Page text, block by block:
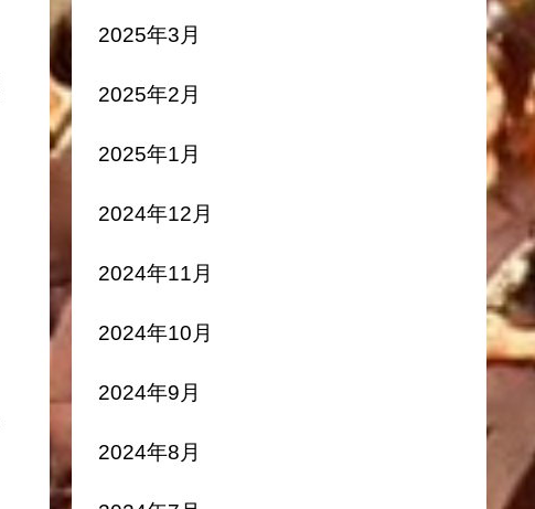
2025年3月
2025年2月
2025年1月
2024年12月
2024年11月
2024年10月
2024年9月
2024年8月